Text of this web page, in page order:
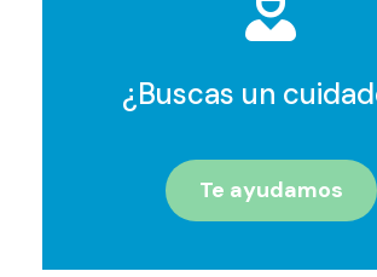
¿Buscas un
Te ayudamos